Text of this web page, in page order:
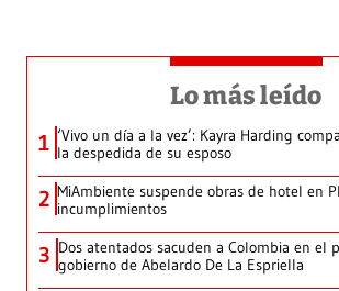
Lo más leído
1 ‘Vivo un día a la vez’: Kayra Harding
la despedida de su esposo
2 MiAmbiente suspende obras de hotel en
incumplimientos
3 Dos atentados sacuden a Colombia en el
gobierno de Abelardo De La Espriella